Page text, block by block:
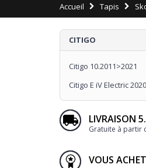
Accueil Tapis
CITIGO
Citigo 10.2011>2021
Citigo E iV Electric
LIVRAISON
Gratuite à partir
VOUS